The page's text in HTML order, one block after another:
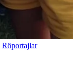
Röportajlar